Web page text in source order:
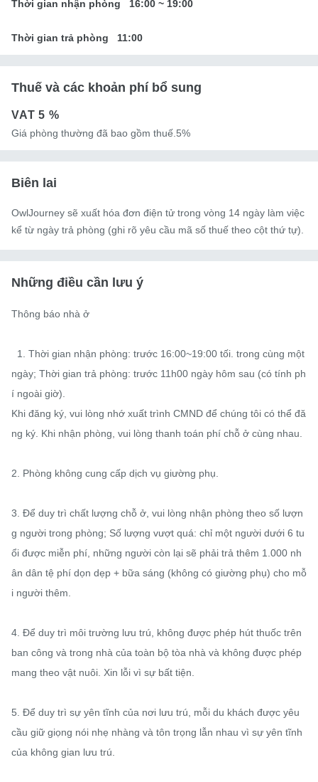
Thời gian nhận phòng 16:00 ~ 19:00
Thời gian trả phòng 11:00
Thuế và các khoản phí bổ sung
VAT5 %
Giá phòng thường đã bao gồm thuế.5%
Biên lai
OwlJourney sẽ xuất hóa đơn điện tử trong vòng 14 ngày làm việc
kể từ ngày trả phòng (ghi rõ yêu cầu mã số thuế theo cột thứ tự).
Những điều cần lưu ý
Thông báo nhà ở
ngày; Thời gian trả phòng: trước 11h00 ngày hôm sau (có tính ph
í ngoài giờ).
Khi đăng ký, vui lòng nhớ xuất trình CMND để chúng tôi có thể đă
ng ký. Khi nhận phòng, vui lòng thanh toán phí chỗ ở cùng nhau.
2. Phòng không cung cấp dịch vụ giường phụ.
3. Để duy trì chất lượng chỗ ở, vui lòng nhận phòng theo số lượn
g người trong phòng; Số lượng vượt quá: chỉ một người dưới 6 tu
ổi được miễn phí, những người còn lại sẽ phải trả thêm 1.000 nh
ân dân tệ phí dọn dẹp + bữa sáng (không có giường phụ) cho mỗ
i người thêm.
4. Để duy trì môi trường lưu trú, không được phép hút thuốc trên
ban công và trong nhà của toàn bộ tòa nhà và không được phép
mang theo vật nuôi. Xin lỗi vì sự bất tiện.
5. Để duy trì sự yên tĩnh của nơi lưu trú, mỗi du khách được yêu
cầu giữ giọng nói nhẹ nhàng và tôn trọng lẫn nhau vì sự yên tĩnh
của không gian lưu trú.